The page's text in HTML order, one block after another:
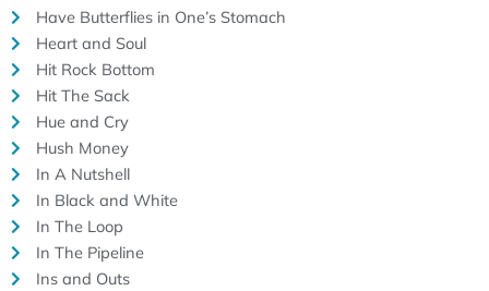
Have Butterflies in One’s Stomach
Heart and Soul
Hit Rock Bottom
Hit The Sack
Hue and Cry
Hush Money
In A Nutshell
In Black and White
In The Loop
In The Pipeline
Ins and Outs